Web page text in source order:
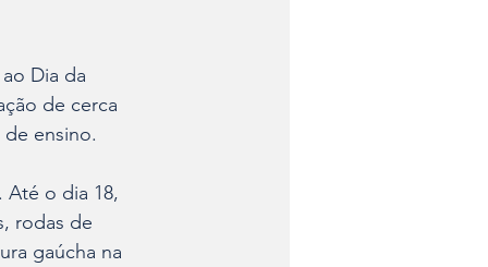
Dia da
de cerca
ensino.
Até o dia 18,
rodas de
gaúcha na